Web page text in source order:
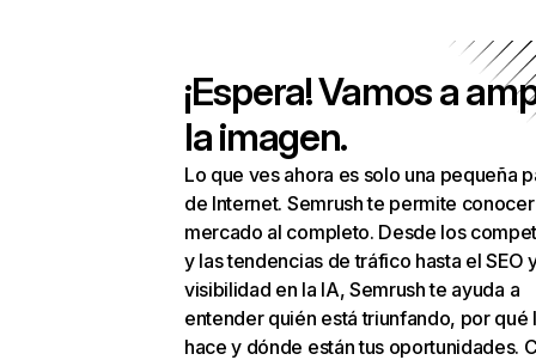
¡Espera! Vamos a
la imagen.
Lo que ves ahora es solo una pequeña
de Internet. Semrush te permite
mercado al completo. Desde los
y las tendencias de tráfico hasta el SEO
visibilidad en la IA, Semrush te ayuda a
entender quién está triunfando, por qué
hace y dónde están tus oportunidades.